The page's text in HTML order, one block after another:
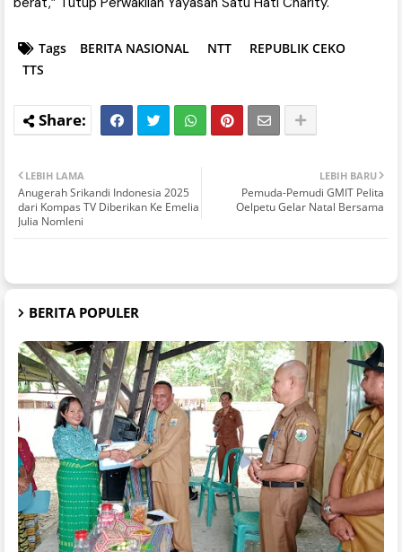
Tags BERITA NASIONAL NTT
REPUBLIK CEKO
TTS
LEBIH BARU
Pemuda-Pemudi GMIT Pelita
Oelpetu Gelar Natal Bersama
LEBIH LAMA
Anugerah Srikandi Indonesia 2025
dari Kompas TV Diberikan Ke Emelia
Julia Nomleni
BERITA POPULER